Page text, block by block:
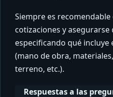
Siempre es
cotizaciones y
especificando qué incluye
(mano de obra,
terreno, etc.).
Respuestas a las